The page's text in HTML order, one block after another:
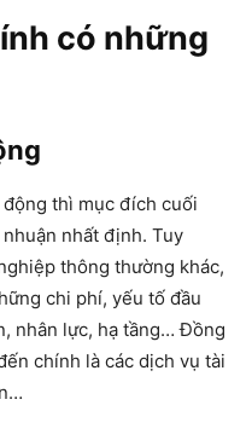
có những
thì mục đích cuối
nhất định. Tuy
thông thường khác,
chi phí, yếu tố đầu
nhân lực, hạ tầng… Đồng
chính là các dịch vụ tài